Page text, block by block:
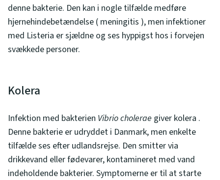
denne bakterie. Den kan i nogle tilfælde medføre
hjernehindebetændelse ( meningitis ), men infektioner
med Listeria er sjældne og ses hyppigst hos i forvejen
svækkede personer.
Kolera
Infektion med bakterien Vibrio cholerae giver kolera .
Denne bakterie er udryddet i Danmark, men enkelte
tilfælde ses efter udlandsrejse. Den smitter via
drikkevand eller fødevarer, kontamineret med vand
indeholdende bakterier. Symptomerne er til at starte